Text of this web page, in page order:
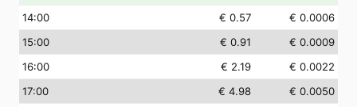
14:00 € 0.57
€ 0.0006
15:00 € 0.91
€ 0.0009
16:00 € 2.19
€ 0.0022
17:00 € 4.98
€ 0.0050